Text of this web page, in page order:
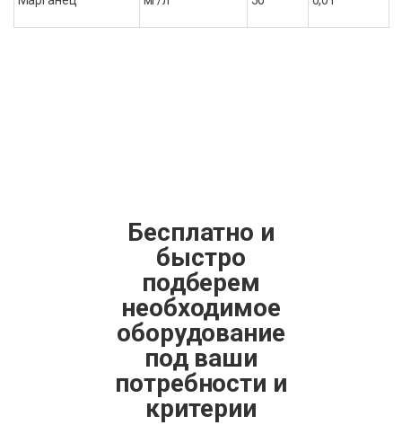
Бесплатно и
быстро
подберем
необходимое
оборудование
под ваши
потребности и
критерии